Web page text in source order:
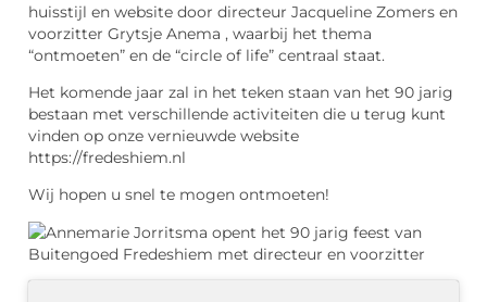
huisstijl en website door directeur Jacqueline Zomers en
voorzitter Grytsje Anema , waarbij het thema
“ontmoeten” en de “circle of life” centraal staat.
Het komende jaar zal in het teken staan van het 90 jarig
bestaan met verschillende activiteiten die u terug kunt
vinden op onze vernieuwde website
https://fredeshiem.nl
Wij hopen u snel te mogen ontmoeten!